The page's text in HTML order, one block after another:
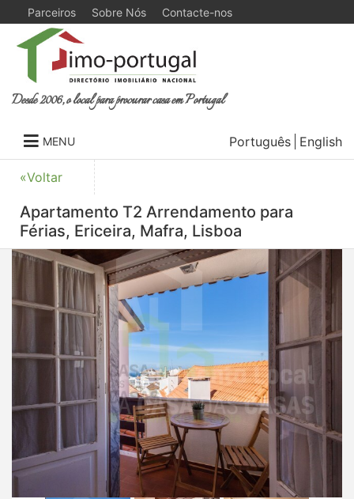
Parceiros Sobre Nós Contacte-nos
Desde 2006, o local para procurar casa em Portugal
MENU Português English
«Voltar
Apartamento T2 Arrendamento para
Férias, Ericeira, Mafra, Lisboa